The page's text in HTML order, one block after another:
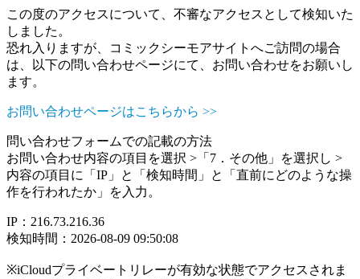
この度のアクセスについて、不審なアクセスとして検知いた
しました。
恐れ入りますが、コミックシーモアサイトへご訪問の場合
は、以下の問い合わせページにて、お問い合わせをお願いし
ます。
お問い合わせページはこちらから >>
問い合わせフォームでの記載の方法
お問い合わせ内容の項目を選択 >「7．その他」を選択し >
内容の項目に「IP」と「検知時間」と「直前にどのような操
作を行われたか」を入力。
IP：216.73.216.36
検知時間：2026-08-09 09:50:08
※iCloudプライベートリレーが有効な状態でアクセスされま